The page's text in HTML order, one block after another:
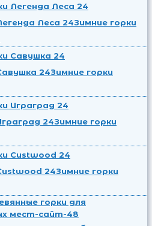
Зимние горки
Зимние горки
Зимние горки
Зимние горки